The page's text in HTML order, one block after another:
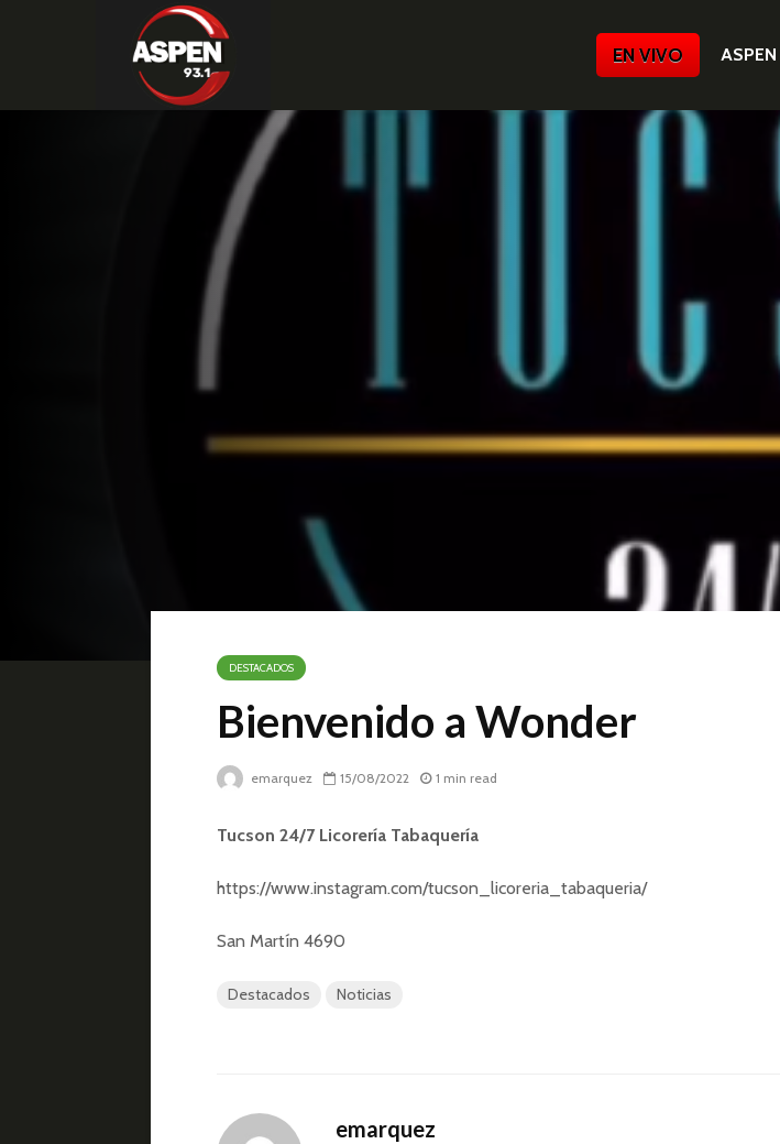
EN VIVO
DESTACADOS
Bienvenido a Wonder
emarquez 15/08/2022 1 min read
Tucson 24/7 Licorería Tabaquería
https://www.instagram.com/tucson_licoreria_tabaqueria/
San Martín 4690
Destacados Noticias
emarquez